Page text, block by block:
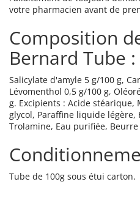
votre pharmacien avant de
Composition
Bernard Tube :
Salicylate d'amyle 5 g/100 g,
Lévomenthol 0,5 g/100 g,
g. Excipients : Acide stéarique,
glycol, Paraffine liquide légère,
Trolamine, Eau purifiée,
Tube de 100g sous étui carton.